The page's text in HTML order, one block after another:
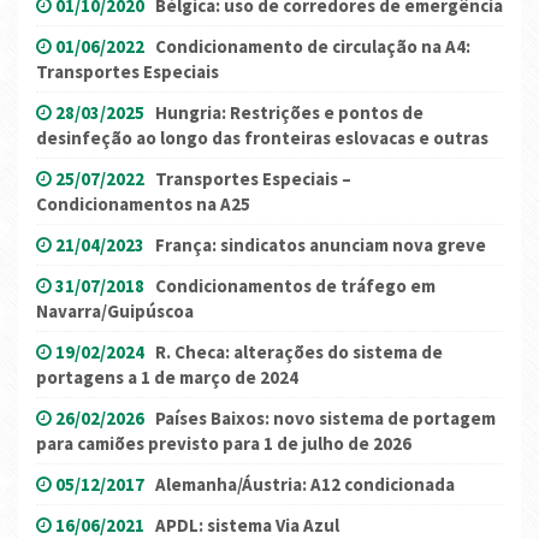
01/10/2020
Bélgica: uso de corredores de emergência
01/06/2022 Condicionamento de circulação na A4:
Transportes Especiais
28/03/2025 Hungria: Restrições e pontos de
desinfeção ao longo das fronteiras eslovacas e outras
25/07/2022 Transportes Especiais –
Condicionamentos na A25
21/04/2023 França: sindicatos anunciam nova greve
31/07/2018 Condicionamentos de tráfego em
Navarra/Guipúscoa
19/02/2024 R. Checa: alterações do sistema de
portagens a 1 de março de 2024
26/02/2026 Países Baixos: novo sistema de portagem
para camiões previsto para 1 de julho de 2026
05/12/2017 Alemanha/Áustria: A12 condicionada
16/06/2021 APDL: sistema Via Azul